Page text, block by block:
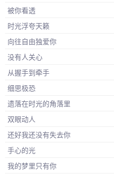
被你看透
时光浮夸天籁
向往自由独爱你
没有人关心
从握手到牵手
细思极恐
遗落在时光的角落里
双眼动人
还好我还没有失去你
手心的光
我的梦里只有你